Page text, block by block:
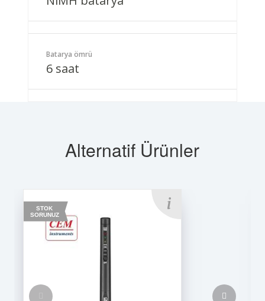
Batarya ömrü
6 saat
Alternatif Ürünler
STOK
SORUNUZ